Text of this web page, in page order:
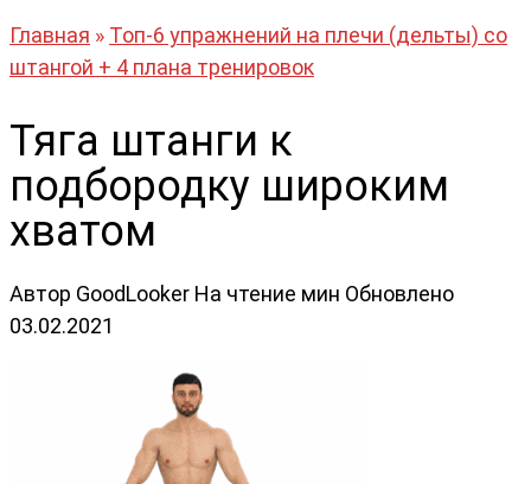
Главная » Топ-6 упражнений на плечи (дельты) со
штангой + 4 плана тренировок
Тяга штанги к
подбородку широким
хватом
Автор GoodLooker На чтение мин Обновлено
03.02.2021